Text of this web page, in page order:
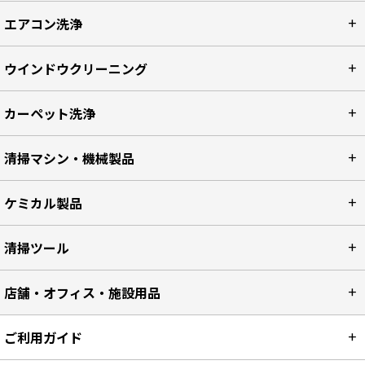
エアコン洗浄
ウインドウクリーニング
カーペット洗浄
清掃マシン・機械製品
ケミカル製品
清掃ツール
店舗・オフィス・施設用品
ご利用ガイド